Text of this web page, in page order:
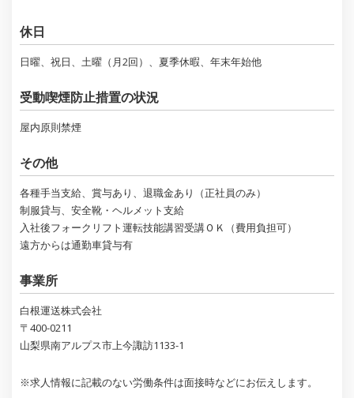
休日
日曜、祝日、土曜（月2回）、夏季休暇、年末年始他
受動喫煙防止措置の状況
屋内原則禁煙
その他
各種手当支給、賞与あり、退職金あり（正社員のみ）
制服貸与、安全靴・ヘルメット支給
入社後フォークリフト運転技能講習受講ＯＫ（費用負担可）
遠方からは通勤車貸与有
事業所
白根運送株式会社
〒400-0211
山梨県南アルプス市上今諏訪1133-1
※求人情報に記載のない労働条件は面接時などにお伝えします。